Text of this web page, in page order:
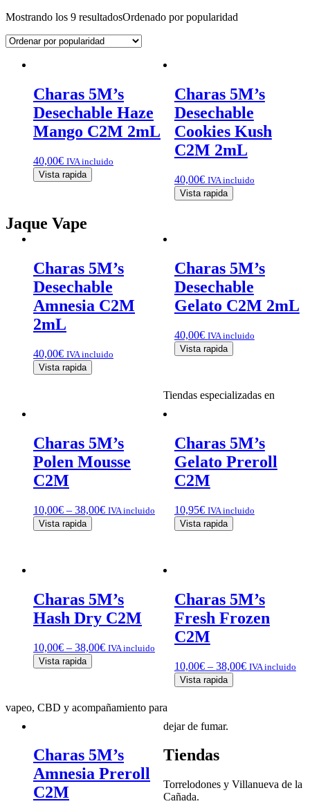
Mostrando los 9 resultadosOrdenado por popularidad
Charas 5M’s
Desechable Haze
Mango C2M 2mL
40,00€ IVA incluido
Vista rapida
Charas 5M’s
Desechable
Cookies Kush
C2M 2mL
40,00€ IVA incluido
Vista rapida
Charas 5M’s
Desechable
Amnesia C2M
2mL
40,00€ IVA incluido
Vista rapida
Charas 5M’s
Desechable
Gelato C2M 2mL
40,00€ IVA incluido
Vista rapida
Charas 5M’s
Polen Mousse
C2M
10,00€ – 38,00€ IVA incluido
Vista rapida
Charas 5M’s
Gelato Preroll
C2M
10,95€ IVA incluido
Vista rapida
Charas 5M’s
Hash Dry C2M
10,00€ – 38,00€ IVA incluido
Vista rapida
Charas 5M’s
Fresh Frozen
C2M
10,00€– 38,00€ IVA incluido
Vista rapida
Charas 5M’s
Amnesia Preroll
C2M
Jaque Vape
Tiendas especializadas en
vapeo, CBD y acompañamiento para
dejar de fumar.
Tiendas
Torrelodones y Villanueva de la
Cañada.